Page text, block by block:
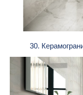
30.